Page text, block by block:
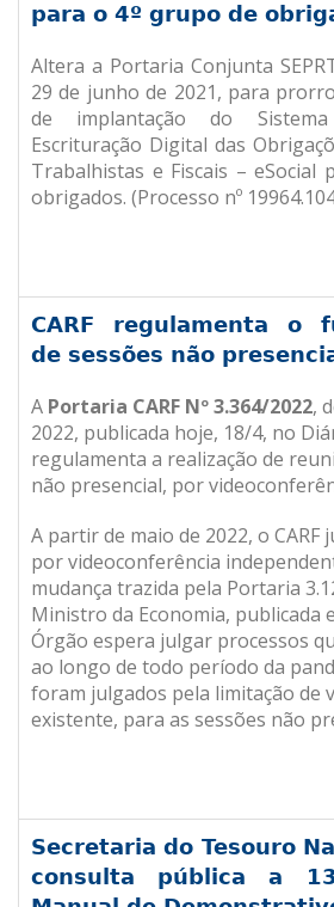
para o 4º grupo de
Altera a Portaria Conjunta
29 de junho de 2021, para
de implantação do
Escrituração Digital das
Trabalhistas e Fiscais – eSocial
obrigados. (Processo nº
CARF regulamenta o
de sessões não
A Portaria CARF Nº 3.364/2022,
2022, publicada hoje, 18/4, no
regulamenta a realização de
não presencial, por
A partir de maio de 2022, o CARF
por videoconferência
mudança trazida pela Portaria
Ministro da Economia, publicada
Órgão espera julgar processos
ao longo de todo período da
foram julgados pela limitação de
existente, para as sessões não
Secretaria do Tesouro
consulta pública a